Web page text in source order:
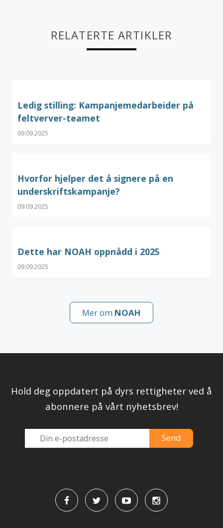
RELATERTE ARTIKLER
Ledig stilling: Kampanjemedarbeider på
feltverver-teamet
09.09.2025
Hvorfor hjelper det å signere på en
underskriftskampanje?
09.09.2025
Dette har NOAH oppnådd i 2025
09.09.2025
Mer om NOAH
Hold deg oppdatert på dyrs rettigheter ved å
abonnere på vårt nyhetsbrev!